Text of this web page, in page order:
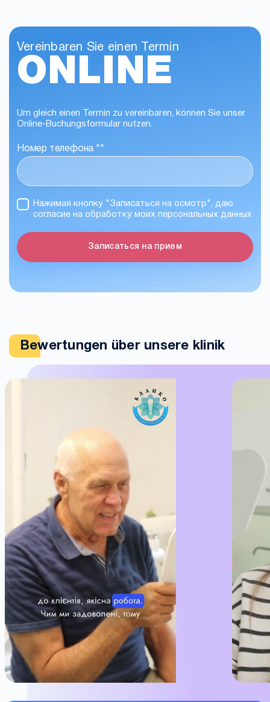
Vereinbaren Sie einen Termin
ONLINE
Um gleich einen Termin zu vereinbaren, können Sie unser
Online-Buchungsformular nutzen.
Номер телефона **
Нажимая кнопку "Записаться на осмотр", даю
согласие на обработку моих персональных данных
Записаться на прием
Bewertungen über unsere klinik